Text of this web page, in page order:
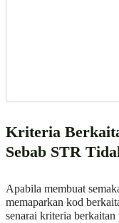
Kriteria
Sebab STR
Apabila membuat
memaparkan kod
senarai kriteria